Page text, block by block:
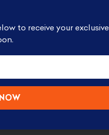
to receive your exclusive